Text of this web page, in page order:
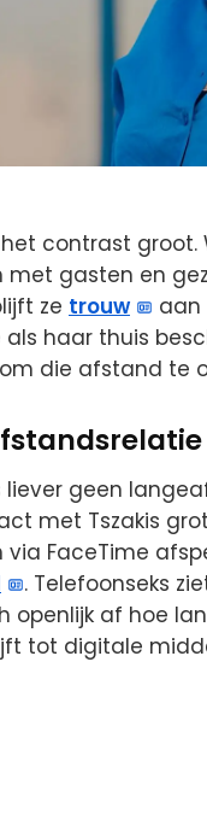
het contrast
met gasten en
ze trouw
aan
als haar thuis
die afstand te
liever geen
met Tszakis
via FaceTime
. Telefoonseks
openlijk af hoe
tot digitale